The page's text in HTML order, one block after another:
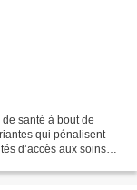
santé à bout de
qui pénalisent
d’accès aux soins